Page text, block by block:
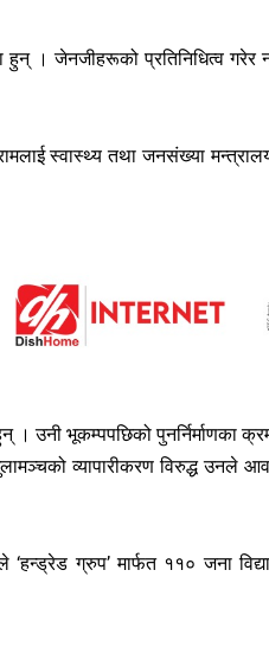
हुन् । जेनजीहरूको प्रतिनिधित्व गरेर
स्वास्थ्य तथा जनसंख्या
। उनी भूकम्पपछिको पुनर्निर्माणका
व्यापारीकरण विरुद्ध उनले
ग्रुप’ मार्फत ११० जना